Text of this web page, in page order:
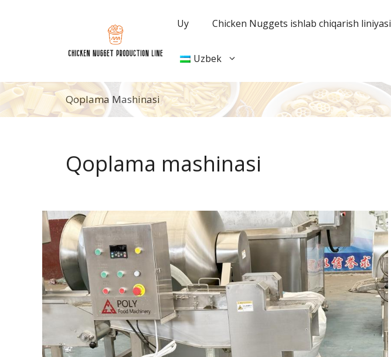
Uy Chicken Nuggets ishlab chiqarish liniyasi
Uzbek
Qoplama Mashinasi
Qoplama mashinasi